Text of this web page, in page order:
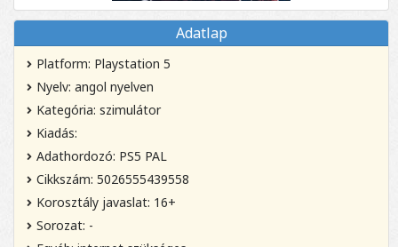
Adatlap
Platform: Playstation 5
Nyelv: angol nyelven
Kategória: szimulátor
Kiadás:
Adathordozó: PS5 PAL
Cikkszám: 5026555439558
Korosztály javaslat: 16+
Sorozat: -